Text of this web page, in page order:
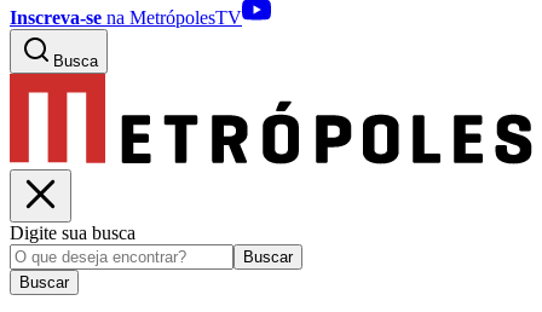
Inscreva-se na MetrópolesTV
Busca
Digite sua busca
Buscar
Buscar